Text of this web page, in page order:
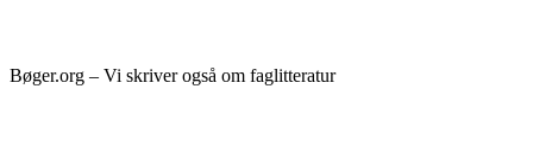
Bøger.org – Vi skriver også om faglitteratur